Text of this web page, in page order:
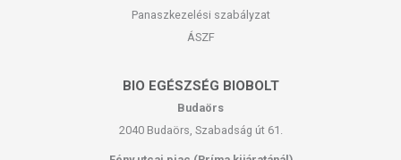
Panaszkezelési szabályzat
ÁSZF
BIO EGÉSZSÉG BIOBOLT
Budaörs
2040 Budaörs, Szabadság út 61.